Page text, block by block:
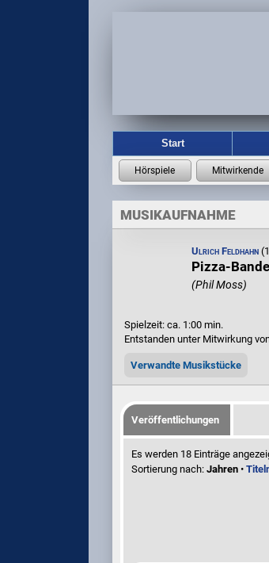
Start
MUSIKAUFNAHME
Ulrich Feldhahn
Pizza-
(Phil Moss)
Spielzeit: ca. 1:00 min.
Entstanden unter Mitwirkung
Verwandte Musikstücke
Veröffentlichungen
Es werden 18 Einträge
Sortierung nach: Jahren •